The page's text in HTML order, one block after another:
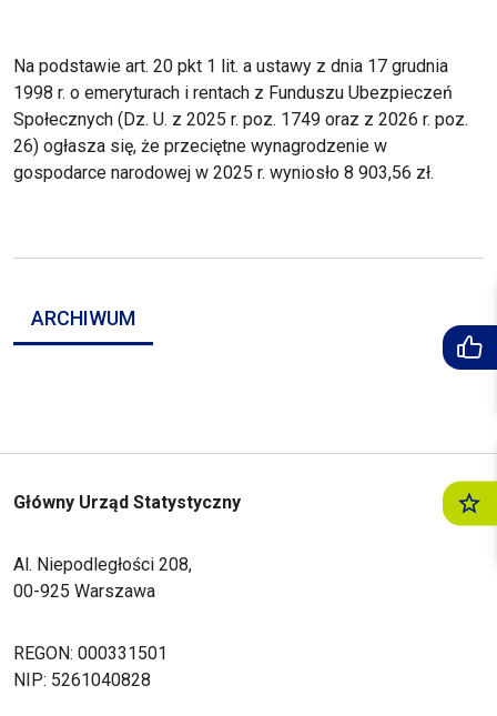
Na podstawie art. 20 pkt 1 lit. a ustawy z dnia 17 grudnia
1998 r. o emeryturach i rentach z Funduszu Ubezpieczeń
Społecznych (Dz. U. z 2025 r. poz. 1749 oraz z 2026 r. poz.
26) ogłasza się, że przeciętne wynagrodzenie w
gospodarce narodowej w 2025 r. wyniosło 8 903,56 zł.
ARCHIWUM
Główny Urząd Statystyczny
Al. Niepodległości 208,
00-925 Warszawa
REGON: 000331501
NIP: 5261040828